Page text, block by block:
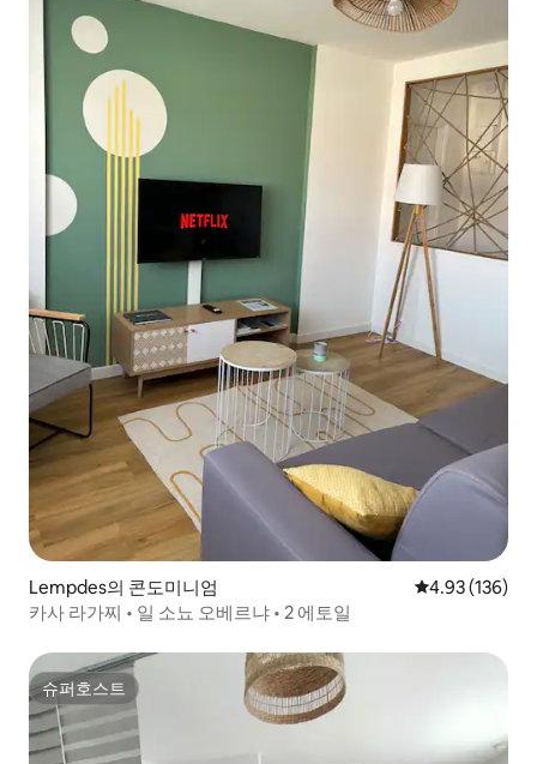
Lempdes의 콘도미니엄 평점 4.93점(5
4.93 (136)
카사 라가찌 • 일 소뇨 오베르냐 • 2 에토일
슈퍼호스트
슈퍼호스트